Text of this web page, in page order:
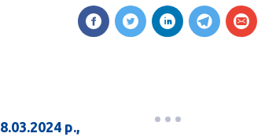
р.,